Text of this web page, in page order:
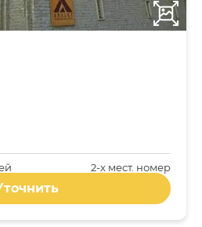
2-x мест. номер